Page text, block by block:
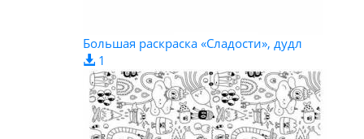
Большая раскраска «Сладости», дудл
1